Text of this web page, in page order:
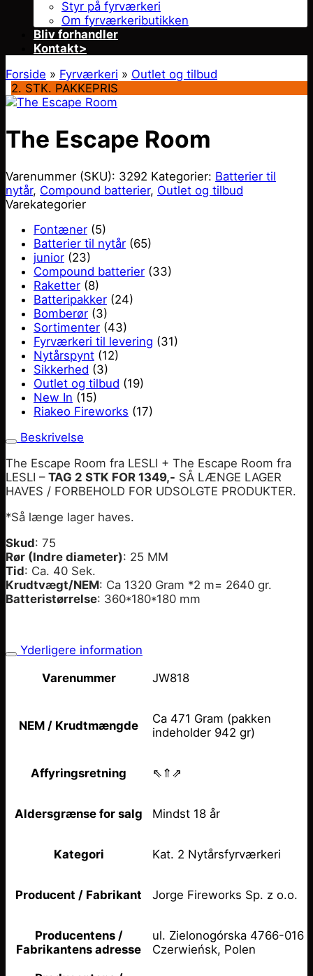
Styr på fyrværkeri
Om fyrværkeributikken
Bliv forhandler
Kontakt>
Forside » Fyrværkeri » Outlet og tilbud
2. STK. PAKKEPRIS
The Escape Room
Varenummer (SKU): 3292 Kategorier: Batterier til
nytår, Compound batterier, Outlet og tilbud
Varekategorier
Fontæner (5)
Batterier til nytår (65)
junior (23)
Compound batterier (33)
Raketter (8)
Batteripakker (24)
Bomberør (3)
Sortimenter (43)
Fyrværkeri til levering (31)
Nytårspynt (12)
Sikkerhed (3)
Outlet og tilbud (19)
New In (15)
Riakeo Fireworks (17)
Beskrivelse
The Escape Room fra LESLI + The Escape Room fra
LESLI – TAG 2 STK FOR 1349,- SÅ LÆNGE LAGER
HAVES / FORBEHOLD FOR UDSOLGTE PRODUKTER.
*Så længe lager haves.
Skud: 75
Rør (Indre diameter): 25 MM
Tid: Ca. 40 Sek.
Krudtvægt/NEM: Ca 1320 Gram *2 m= 2640 gr.
Batteristørrelse: 360*180*180 mm
Yderligere information
Varenummer
JW818
NEM / Krudtmængde
Ca 471 Gram (pakken
indeholder 942 gr)
Affyringsretning ⇖⇑⇗
Aldersgrænse for salg Mindst 18 år
Kategori Kat. 2 Nytårsfyrværkeri
Producent / Fabrikant Jorge Fireworks Sp. z o.o.
Producentens /
Fabrikantens adresse
ul. Zielonogórska 4766-016
Czerwieńsk, Polen